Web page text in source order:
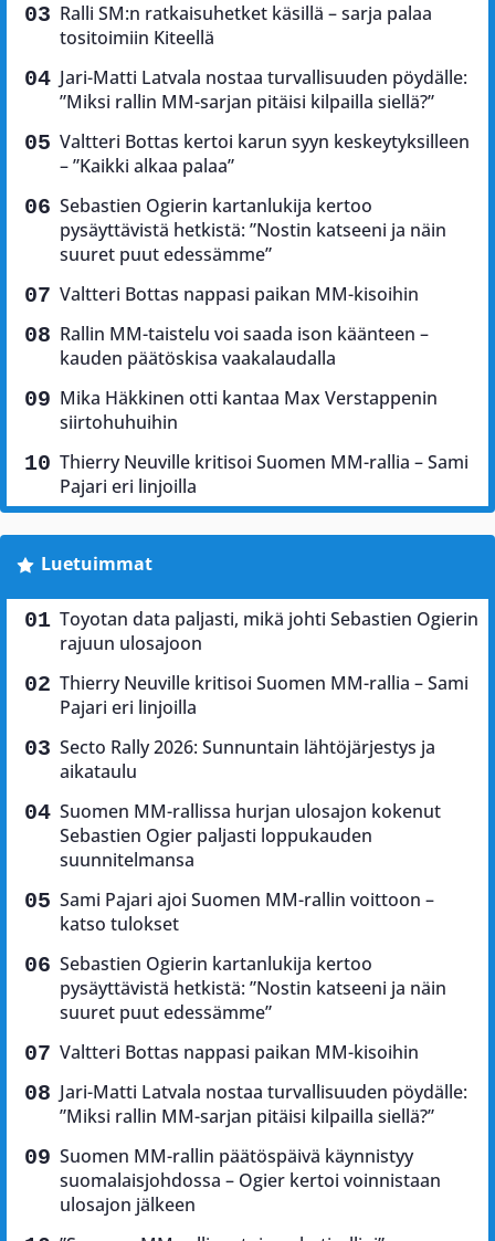
Ralli SM:n ratkaisuhetket käsillä – sarja palaa
tositoimiin Kiteellä
Jari-Matti Latvala nostaa turvallisuuden pöydälle:
”Miksi rallin MM-sarjan pitäisi kilpailla siellä?”
Valtteri Bottas kertoi karun syyn keskeytyksilleen
– ”Kaikki alkaa palaa”
Sebastien Ogierin kartanlukija kertoo
pysäyttävistä hetkistä: ”Nostin katseeni ja näin
suuret puut edessämme”
Valtteri Bottas nappasi paikan MM-kisoihin
Rallin MM-taistelu voi saada ison käänteen –
kauden päätöskisa vaakalaudalla
Mika Häkkinen otti kantaa Max Verstappenin
siirtohuhuihin
Thierry Neuville kritisoi Suomen MM-rallia – Sami
Pajari eri linjoilla
Luetuimmat
Toyotan data paljasti, mikä johti Sebastien Ogierin
rajuun ulosajoon
Thierry Neuville kritisoi Suomen MM-rallia – Sami
Pajari eri linjoilla
Secto Rally 2026: Sunnuntain lähtöjärjestys ja
aikataulu
Suomen MM-rallissa hurjan ulosajon kokenut
Sebastien Ogier paljasti loppukauden
suunnitelmansa
Sami Pajari ajoi Suomen MM-rallin voittoon –
katso tulokset
Sebastien Ogierin kartanlukija kertoo
pysäyttävistä hetkistä: ”Nostin katseeni ja näin
suuret puut edessämme”
Valtteri Bottas nappasi paikan MM-kisoihin
Jari-Matti Latvala nostaa turvallisuuden pöydälle:
”Miksi rallin MM-sarjan pitäisi kilpailla siellä?”
Suomen MM-rallin päätöspäivä käynnistyy
suomalaisjohdossa – Ogier kertoi voinnistaan
ulosajon jälkeen